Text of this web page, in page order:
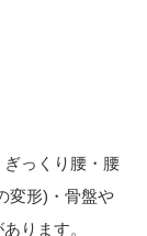
っくり腰・腰
変形)・骨盤や
ります。